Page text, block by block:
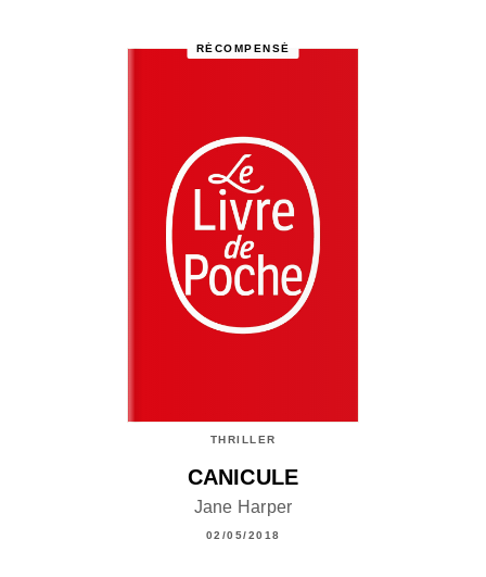
RÉCOMPENSÉ
THRILLER
CANICULE
Jane Harper
02/05/2018